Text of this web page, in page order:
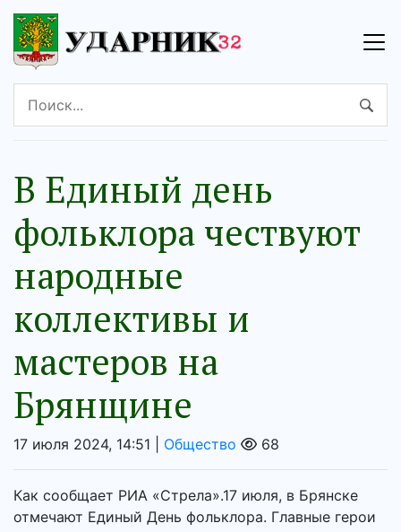
В Единый день
фольклора чествуют
народные
коллективы и
мастеров на
Брянщине
17 июля 2024, 14:51 | Общество 68
Как сообщает РИА «Стрела».17 июля, в Брянске
отмечают Единый День фольклора. Главные герои